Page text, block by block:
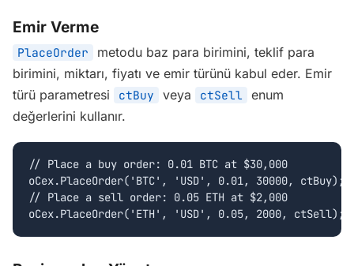
Emir Verme
PlaceOrder
metodu baz para birimini, teklif para
birimini, miktarı, fiyatı ve emir türünü kabul eder. Emir
türü parametresi
ctBuy veya ctSell
enum
değerlerini kullanır.
// Place a buy order: 0.01 BTC at $30,000
oCex.PlaceOrder('BTC', 'USD', 0.01, 30000, ctBuy);
// Place a sell order: 0.05 ETH at $2,000
oCex.PlaceOrder('ETH', 'USD', 0.05, 2000, ctSell);